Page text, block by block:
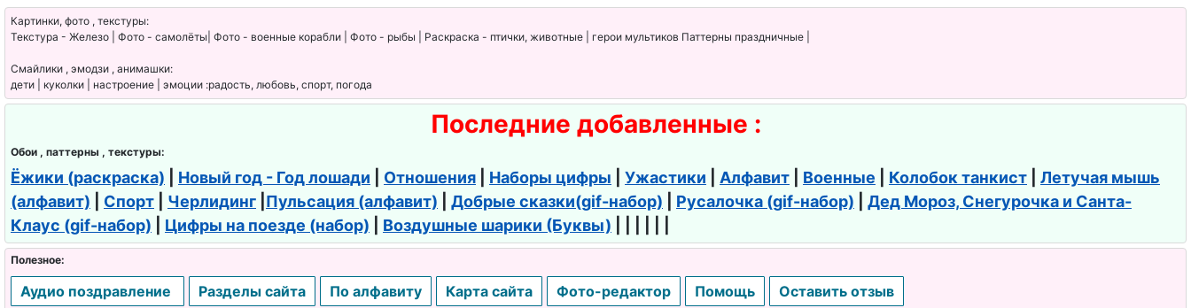
Картинки, фото , текстуры:
Текстура - Железо | Фото - самолёты| Фото - военные корабли | Фото - рыбы | Раскраска - птички, животные | герои мультиков Паттерны праздничные |
Смайлики , эмодзи , анимашки:
дети | куколки | настроение | эмоции :радость, любовь, спорт, погода
Последние добавленные :
Обои , паттерны , текстуры:
Ёжики (раскраска) Новый год - Год лошади Отношения Наборы цифры Ужастики Алфавит Военные Колобок танкист
Летучая мышь
(алфавит)
Спорт Черлидинг Пульсация (алфавит) Добрые сказки(gif-набор) Русалочка (gif-набор)
Дед Мороз, Снегурочка и Санта-
Клаус (gif-набор)
Цифры на поезде (набор) Воздушные шарики (Буквы)
Полезное:
Аудио поздравление Разделы сайта По алфавиту Карта сайта Фото-редактор Помощь Оставить отзыв